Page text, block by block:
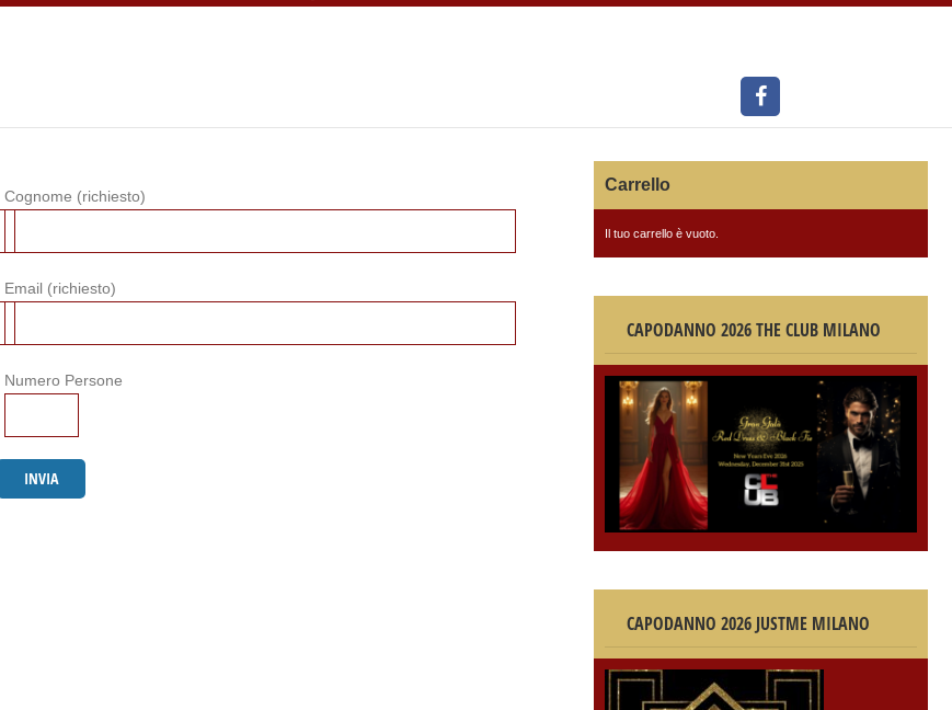
Cognome (richiesto)
Email (richiesto)
Numero Persone
Carrello
Il tuo carrello è vuoto.
CAPODANNO 2026 THE CLUB MILANO
CAPODANNO 2026 JUSTME MILANO